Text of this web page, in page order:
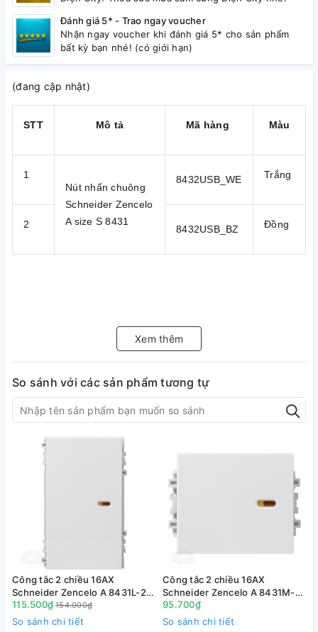
Đánh giá 5* - Trao ngay voucher
Nhận ngay voucher khi đánh giá 5* cho sản phẩm
bất kỳ bạn nhé! (có giới hạn)
(đang cập nhật)
STT Mô tả Mã hàng Màu
1
Nút nhấn chuông
Schneider Zencelo
A size S 8431
8432USB_WE Trắng
2 8432USB_BZ Đồng
Xem thêm
So sánh với các sản phẩm tương tự
Công tắc 2 chiều 16AX
Schneider Zencelo A 8431L-2
size L
115.500₫ 154.000₫
So sánh chi tiết
Công tắc 2 chiều 16AX
Schneider Zencelo A 8431M-2
size M
95.700₫
So sánh chi tiết